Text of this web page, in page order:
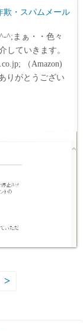
欺・スパムメール
^;まぁ・・色々
していきます。
（Amazon)
りがとうござい
>